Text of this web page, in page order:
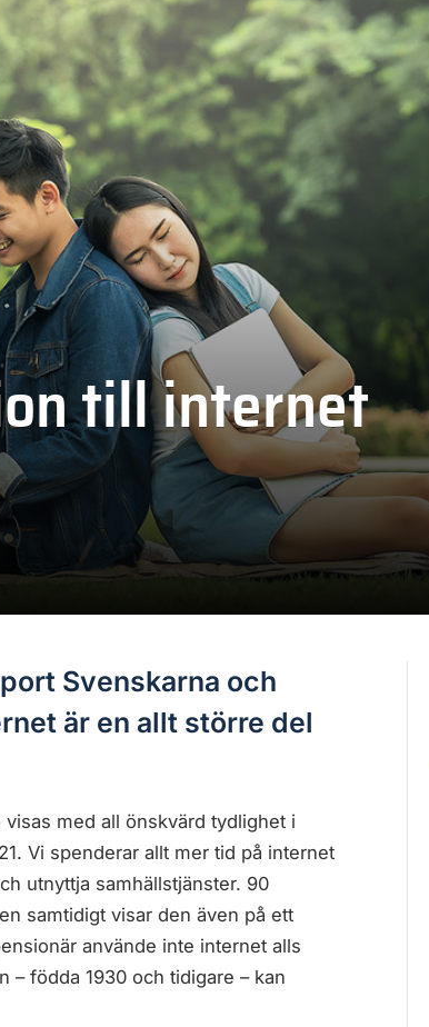
till internet
Svenskarna och
är en allt större del
med all önskvärd tydlighet i
Vi spenderar allt mer tid på internet
utnyttja samhällstjänster. 90
samtidigt visar den även på ett
använde inte internet alls
– födda 1930 och tidigare – kan